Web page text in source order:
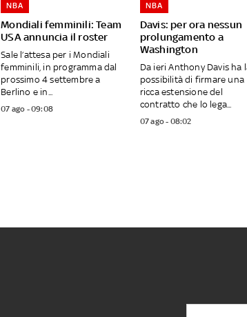
Mondiali femminili: Team
USA annuncia il roster
NBA
Sale l’attesa per i Mondiali
femminili, in programma dal
prossimo 4 settembre a
Berlino e in...
07 ago - 09:08
Davis: per ora nessun
prolungamento a
Washington
NBA
Da ieri Anthony Davis ha
possibilità di firmare una
ricca estensione del
contratto che lo lega...
07 ago - 08:02